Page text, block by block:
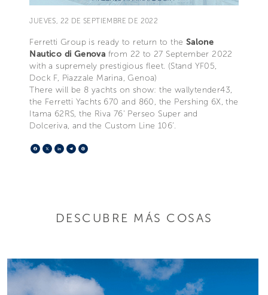
JUEVES, 22 DE SEPTIEMBRE DE 2022
Ferretti Group is ready to return to the Salone
Nautico di Genova from 22 to 27 September 2022
with a supremely prestigious fleet. (Stand YF05,
Dock F, Piazzale Marina, Genoa)
There will be 8 yachts on show: the wallytender43,
the Ferretti Yachts 670 and 860, the Pershing 6X, the
Itama 62RS, the Riva 76' Perseo Super and
Dolceriva, and the Custom Line 106’.
Facebook
X LinkedIn
Telegram
DESCUBRE MÁS COSAS